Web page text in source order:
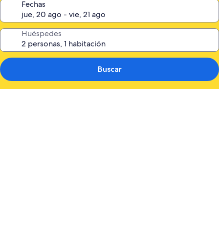
Fechas
Huéspedes
Buscar